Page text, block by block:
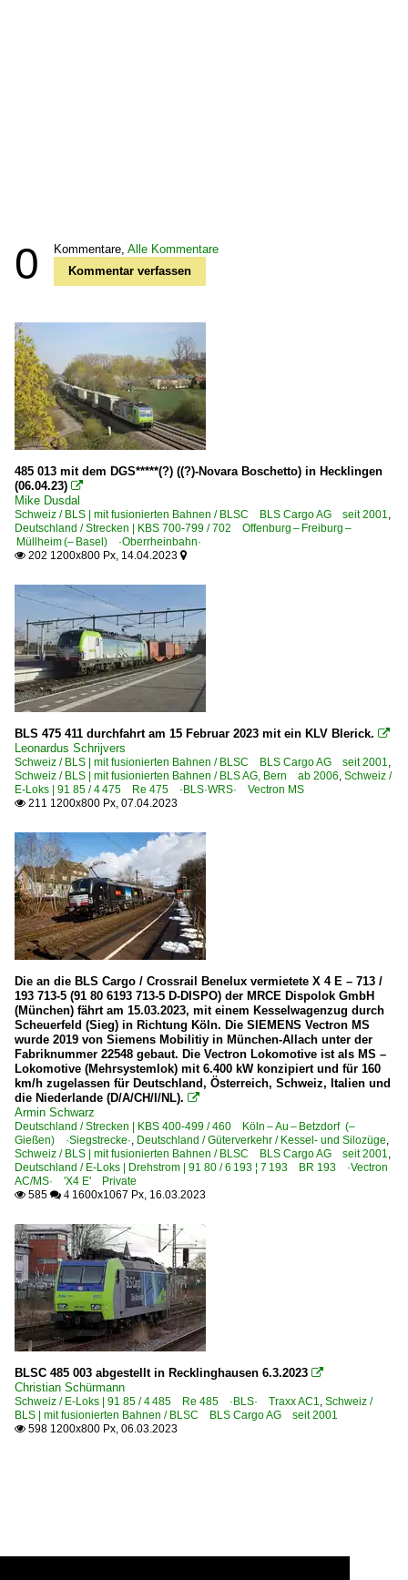
0 Kommentare, Alle Kommentare
Kommentar verfassen
485 013 mit dem DGS*****(?) ((?)-Novara Boschetto) in Hecklingen
(06.04.23) 
Mike Dusdal
Schweiz / BLS | mit fusionierten Bahnen / BLSC BLS Cargo AG seit 2001,
Deutschland / Strecken | KBS 700-799 / 702 Offenburg – Freiburg –
Müllheim (– Basel) ·Oberrheinbahn·
 202 1200x800 Px, 14.04.2023 
BLS 475 411 durchfahrt am 15 Februar 2023 mit ein KLV Blerick. 
Leonardus Schrijvers
Schweiz / BLS | mit fusionierten Bahnen / BLSC BLS Cargo AG seit 2001,
Schweiz / BLS | mit fusionierten Bahnen / BLS AG, Bern ab 2006, Schweiz /
E-Loks | 91 85 / 4 475 Re 475 ·BLS·WRS· Vectron MS
 211 1200x800 Px, 07.04.2023
Die an die BLS Cargo / Crossrail Benelux vermietete X 4 E – 713 /
193 713-5 (91 80 6193 713-5 D-DISPO) der MRCE Dispolok GmbH
(München) fährt am 15.03.2023, mit einem Kesselwagenzug durch
Scheuerfeld (Sieg) in Richtung Köln. Die SIEMENS Vectron MS
wurde 2019 von Siemens Mobilitiy in München-Allach unter der
Fabriknummer 22548 gebaut. Die Vectron Lokomotive ist als MS –
Lokomotive (Mehrsystemlok) mit 6.400 kW konzipiert und für 160
km/h zugelassen für Deutschland, Österreich, Schweiz, Italien und
die Niederlande (D/A/CH/I/NL). 
Armin Schwarz
Deutschland / Strecken | KBS 400-499 / 460 Köln – Au – Betzdorf (–
Gießen) ·Siegstrecke·, Deutschland / Güterverkehr / Kessel- und Silozüge,
Schweiz / BLS | mit fusionierten Bahnen / BLSC BLS Cargo AG seit 2001,
Deutschland / E-Loks | Drehstrom | 91 80 / 6 193 ¦ 7 193 BR 193 ·Vectron
AC/MS· 'X4 E' Private
 585  4 1600x1067 Px, 16.03.2023
BLSC 485 003 abgestellt in Recklinghausen 6.3.2023 
Christian Schürmann
Schweiz / E-Loks | 91 85 / 4 485 Re 485 ·BLS· Traxx AC1, Schweiz /
BLS | mit fusionierten Bahnen / BLSC BLS Cargo AG seit 2001
 598 1200x800 Px, 06.03.2023